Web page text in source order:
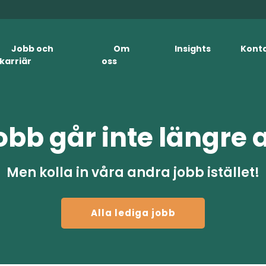
Jobb och
karriär
Om
oss
Insights
går inte längre
Men kolla in våra andra jobb istället!
Alla lediga jobb